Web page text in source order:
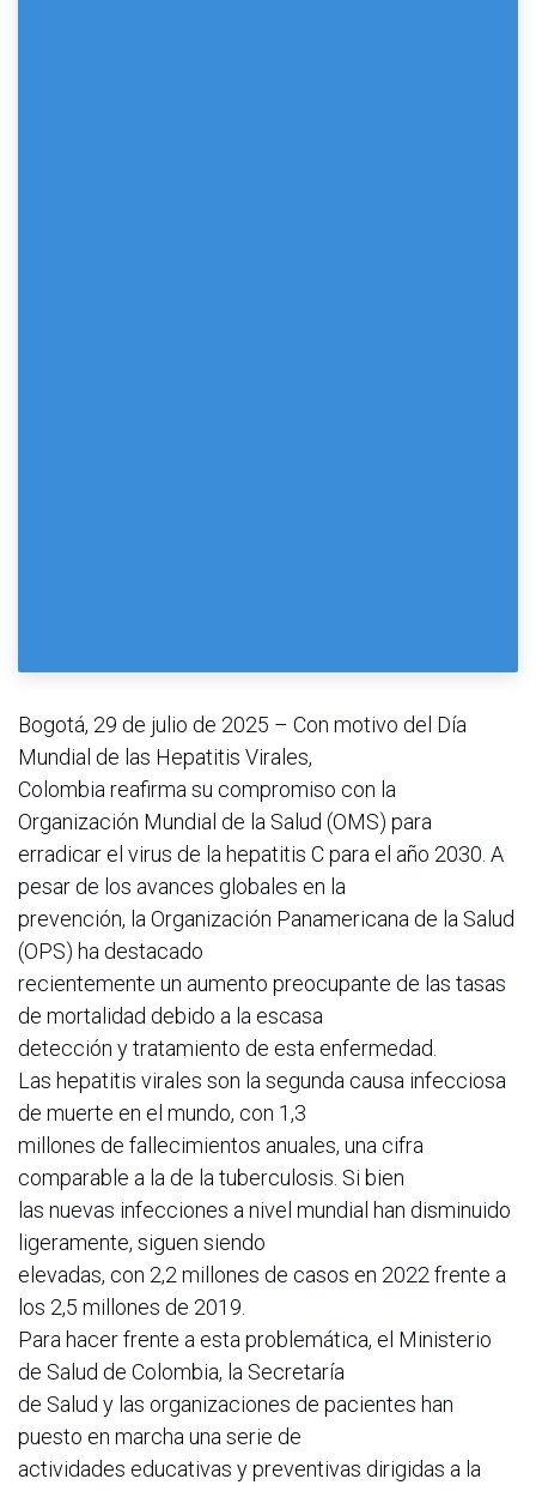
Bogotá, 29 de julio de 2025 – Con motivo del Día
Mundial de las Hepatitis Virales,
Colombia reafirma su compromiso con la
Organización Mundial de la Salud (OMS) para
erradicar el virus de la hepatitis C para el año 2030. A
pesar de los avances globales en la
prevención, la Organización Panamericana de la Salud
(OPS) ha destacado
recientemente un aumento preocupante de las tasas
de mortalidad debido a la escasa
detección y tratamiento de esta enfermedad.
Las hepatitis virales son la segunda causa infecciosa
de muerte en el mundo, con 1,3
millones de fallecimientos anuales, una cifra
comparable a la de la tuberculosis. Si bien
las nuevas infecciones a nivel mundial han disminuido
ligeramente, siguen siendo
elevadas, con 2,2 millones de casos en 2022 frente a
los 2,5 millones de 2019.
Para hacer frente a esta problemática, el Ministerio
de Salud de Colombia, la Secretaría
de Salud y las organizaciones de pacientes han
puesto en marcha una serie de
actividades educativas y preventivas dirigidas a la